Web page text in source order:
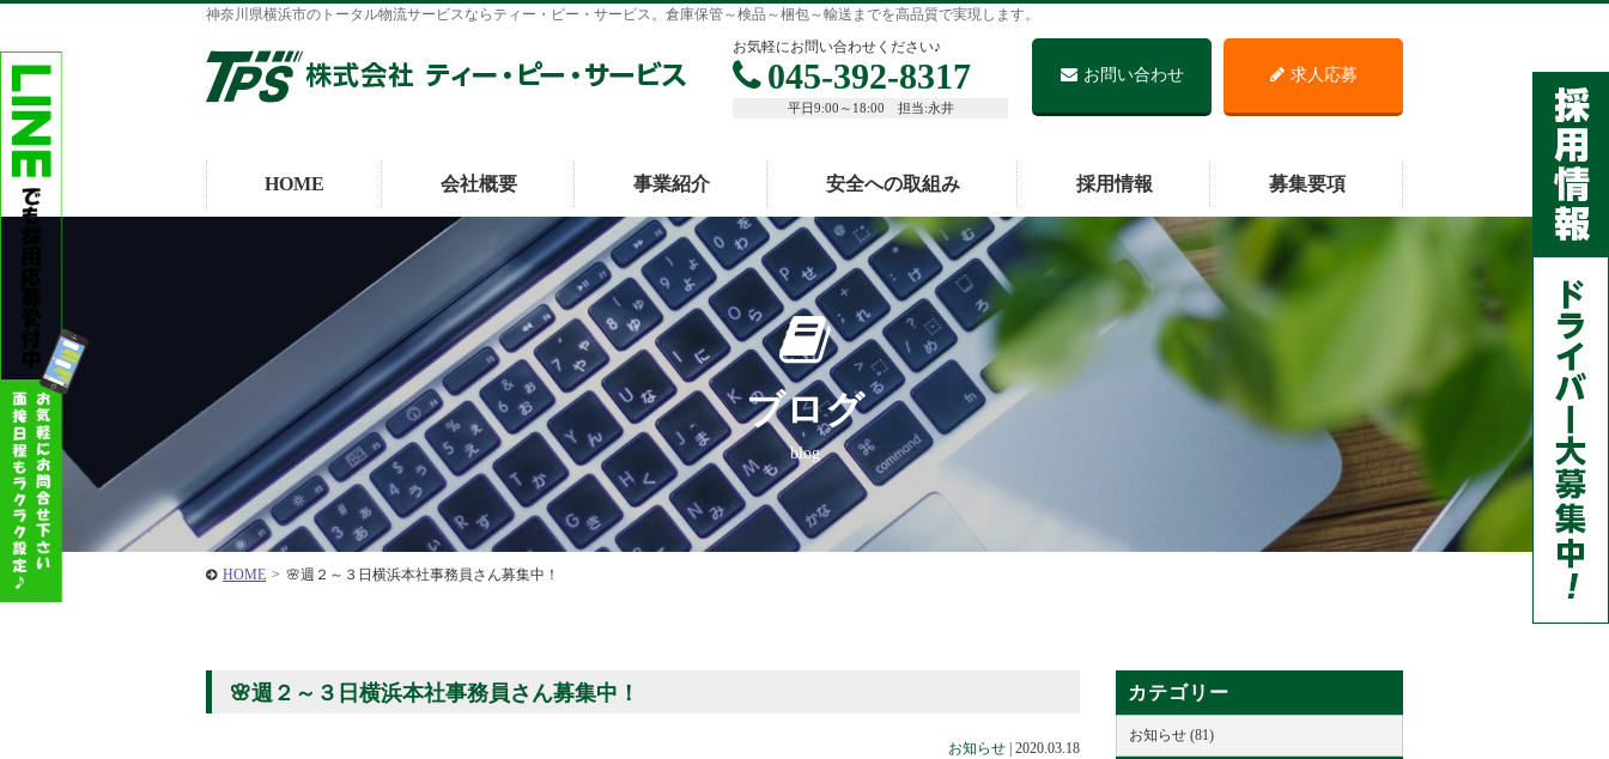
神奈川県横浜市のトータル物流サービスならティー・ピー・サービス。倉庫保管～検品～梱包～輸送までを高品質で実現します。
HOME 会社概要 事業紹介 安全への取組み 採用情報 募集要項
お問い合わせ 求人応募
お気軽にお問い合わせください♪
045-392-8317
平日9:00～18:00 担当:永井
ブログ
blog
HOME > 🌸週２～３日横浜本社事務員さん募集中！
🌸週２～３日横浜本社事務員さん募集中！
お知らせ 2020.03.18
カテゴリー
お知らせ (81)